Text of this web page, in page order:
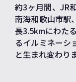
約3ヶ月間、JR
南海和歌山市駅
長3.5kmにわた
るイルミネーシ
と生まれ変わり